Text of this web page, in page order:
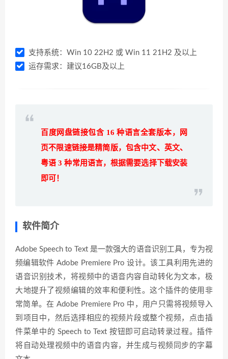
支持系统：Win 10 22H2 或 Win 11 21H2 及以上
运存需求：建议16GB及以上
百度网盘链接包含 16 种语言全套版本，网
页不限速链接是精简版，包含中文、英文、
粤语 3 种常用语言，根据需要选择下载安装
即可！
软件简介
Adobe Speech to Text 是一款强大的语音识别工具，专为视
频编辑软件 Adobe Premiere Pro 设计。该工具利用先进的
语音识别技术，将视频中的语音内容自动转化为文本，极
大地提升了视频编辑的效率和便利性。这个插件的使用非
常简单。在 Adobe Premiere Pro 中，用户只需将视频导入
到项目中，然后选择相应的视频片段或整个视频，点击插
件菜单中的 Speech to Text 按钮即可启动转录过程。插件
将自动处理视频中的语音内容，并生成与视频同步的字幕